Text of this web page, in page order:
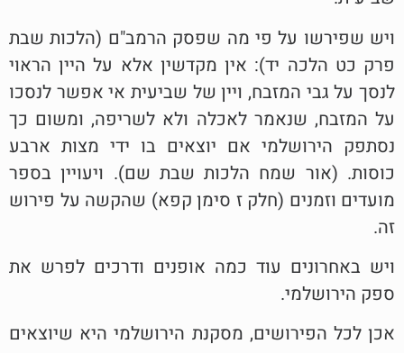
ויש שפירשו על פי מה שפסק הרמב"ם (הלכות שבת
פרק כט הלכה יד): אין מקדשין אלא על היין הראוי
לנסך על גבי המזבח, ויין של שביעית אי אפשר לנסכו
על המזבח, שנאמר לאכלה ולא לשריפה, ומשום כך
נסתפק הירושלמי אם יוצאים בו ידי מצות ארבע
כוסות. (אור שמח הלכות שבת שם). ויעויין בספר
מועדים וזמנים (חלק ז סימן קפא) שהקשה על פירוש
זה.
ויש באחרונים עוד כמה אופנים ודרכים לפרש את
ספק הירושלמי.
אכן לכל הפירושים, מסקנת הירושלמי היא שיוצאים